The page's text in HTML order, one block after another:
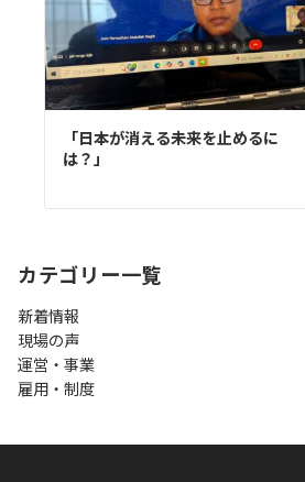
「日本が消える未来を止めるに
は？」
カテゴリー一覧
新着情報
現場の声
運営・事業
雇用・制度